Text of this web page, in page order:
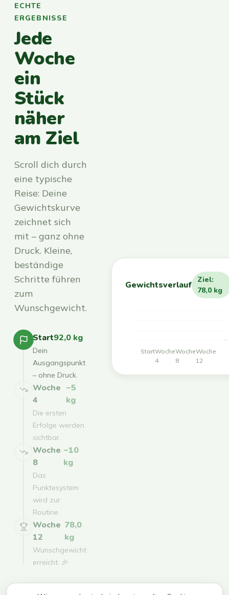
ECHTE
ERGEBNISSE
Jede
Woche
ein
Stück
näher
am Ziel
Scroll dich durch
eine typische
Reise: Deine
Gewichtskurve
zeichnet sich
mit – ganz ohne
Druck. Kleine,
beständige
Schritte führen
zum
Wunschgewicht.
Start92,0 kg
Dein
Ausgangspunkt
– ohne Druck.
Woche
4
−5
kg
Die ersten
Erfolge werden
sichtbar.
Woche
8
−10
kg
Das
Punktesystem
wird zur
Routine.
Woche
12
78,0
kg
Wunschgewicht
erreicht. 🎉
Gewichtsverlauf
Ziel:
78,0 kg
StartWoche
4
Woche
8
Woche
12